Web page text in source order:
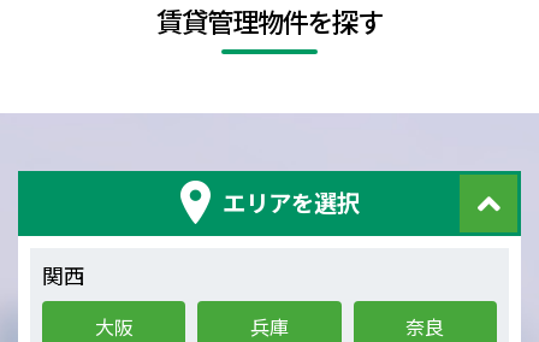
賃貸管理物件を探す
エリアを選択
関西
大阪 兵庫 奈良